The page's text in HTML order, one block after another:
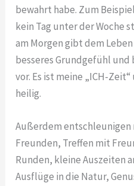
bewahrt habe. Zum
kein Tag unter der Woche
am Morgen gibt dem
besseres Grundgefühl
vor. Es ist meine „ICH-
heilig.
Außerdem entschleunigen
Freunden, Treffen mit
Runden, kleine Auszeiten
Ausflüge in die Natur,